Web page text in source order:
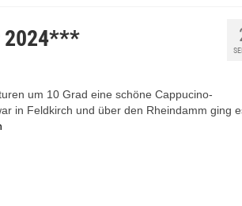
2024***
um 10 Grad eine schöne Cappucino-
in Feldkirch und über den Rheindamm ging